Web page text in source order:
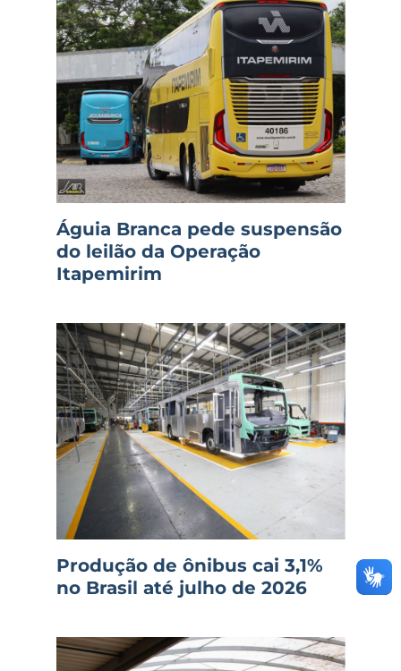
Águia Branca pede suspensão
do leilão da Operação
Itapemirim
Produção de ônibus cai 3,1%
no Brasil até julho de 2026